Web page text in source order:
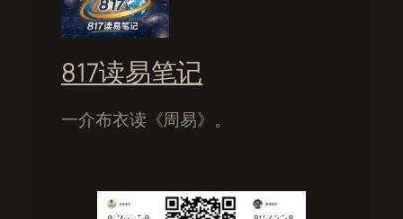
817读易笔记
一介布衣读《周易》。